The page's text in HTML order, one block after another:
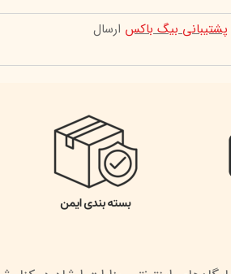
پشتیبانی بیگ باکس ارسال